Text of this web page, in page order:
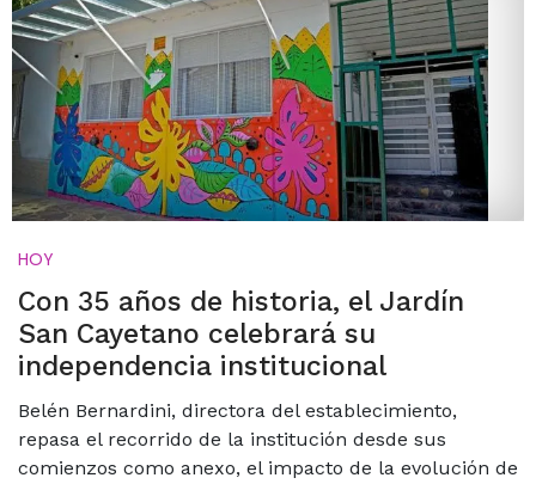
HOY
Con 35 años de historia, el Jardín
San Cayetano celebrará su
independencia institucional
Belén Bernardini, directora del establecimiento,
repasa el recorrido de la institución desde sus
comienzos como anexo, el impacto de la evolución de